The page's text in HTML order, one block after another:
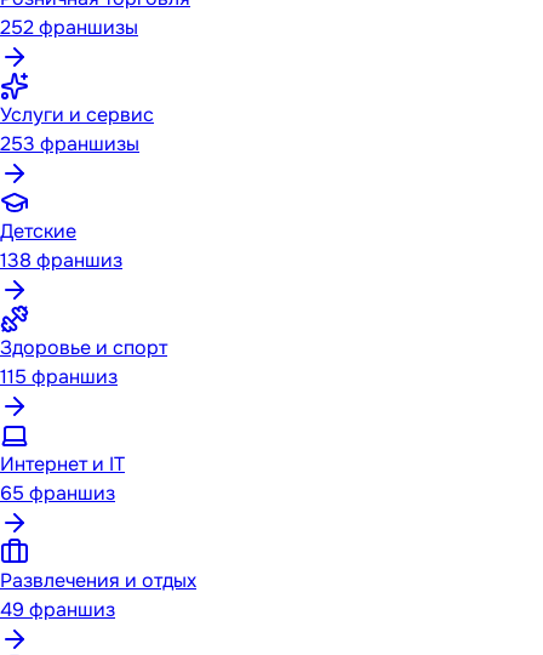
252франшизы
Услуги и сервис
253 франшизы
Детские
138 франшиз
Здоровье и спорт
115 франшиз
Интернет и IT
65 франшиз
Развлечения и отдых
49 франшиз